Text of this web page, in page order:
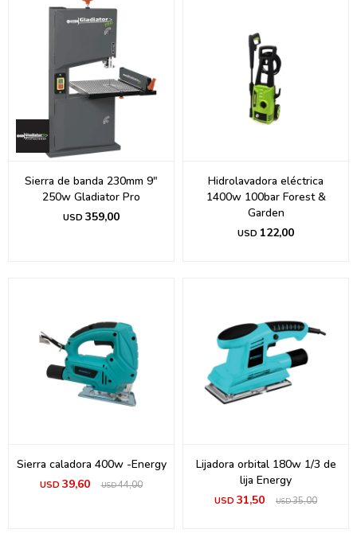
Sierra de banda 230mm 9"
250w Gladiator Pro
USD 359,00
Hidrolavadora eléctrica
1400w 100bar Forest &
Garden
USD 122,00
Sierra caladora 400w -Energy
USD 39,60 USD44,00
Lijadora orbital 180w 1/3 de
lija Energy
USD 31,50 USD35,00